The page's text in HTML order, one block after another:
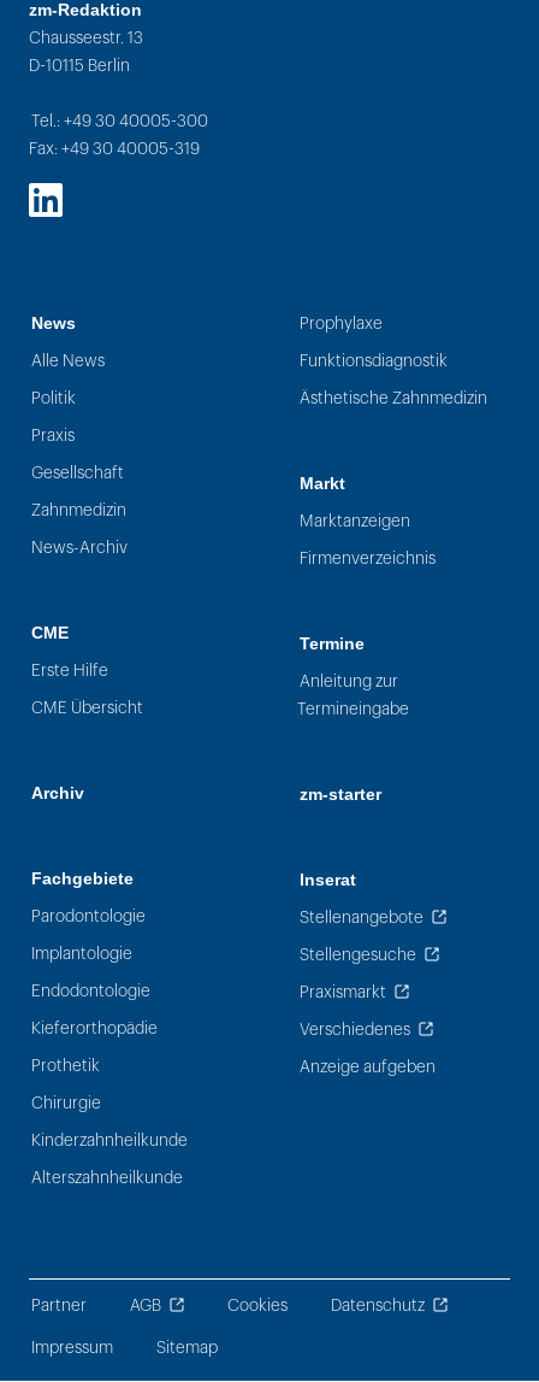
zm-Redaktion
Chausseestr. 13
D-10115 Berlin
Tel.: +49 30 40005-300
Fax: +49 30 40005-319
LinkedIn
News
Alle News
Politik
Praxis
Gesellschaft
Zahnmedizin
News-Archiv
CME
Erste Hilfe
CME Übersicht
Archiv
Fachgebiete
Parodontologie
Implantologie
Endodontologie
Kieferorthopädie
Prothetik
Chirurgie
Kinderzahnheilkunde
Alterszahnheilkunde
Prophylaxe
Funktionsdiagnostik
Ästhetische Zahnmedizin
Markt
Marktanzeigen
Firmenverzeichnis
Termine
Anleitung zur
Termineingabe
zm-starter
Inserat
Stellenangebote
Stellengesuche
Praxismarkt
Verschiedenes
Anzeige aufgeben
Partner AGB Cookies Datenschutz
Impressum Sitemap